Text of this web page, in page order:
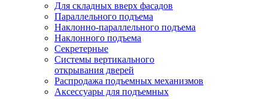
Для складных вверх фасадов
Параллельного подъема
Наклонно-параллельного подъема
Наклонного подъема
Секретерные
Системы вертикального
открывания дверей
Распродажа подъемных механизмов
Аксессуары для подъемных